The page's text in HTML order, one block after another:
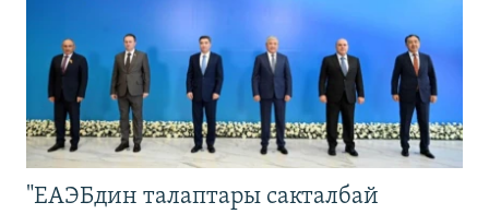
"ЕАЭБдин талаптары сакталбай